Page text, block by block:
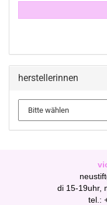
herstellerinnen
di 15-19uhr,
tel.: